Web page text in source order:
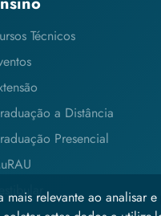
Técnicos
a Distância
Presencial
relevante ao